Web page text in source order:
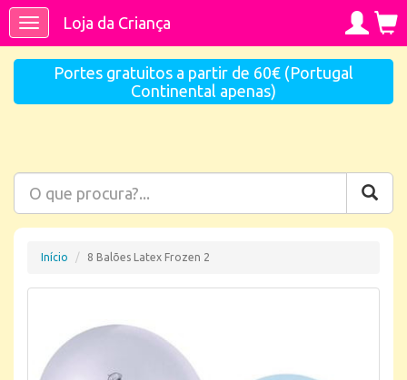
ToggleLoja da Criança
Portes gratuitos a partir de 60€ (Portugal
Continental apenas)
Início 8 Balões Latex Frozen 2